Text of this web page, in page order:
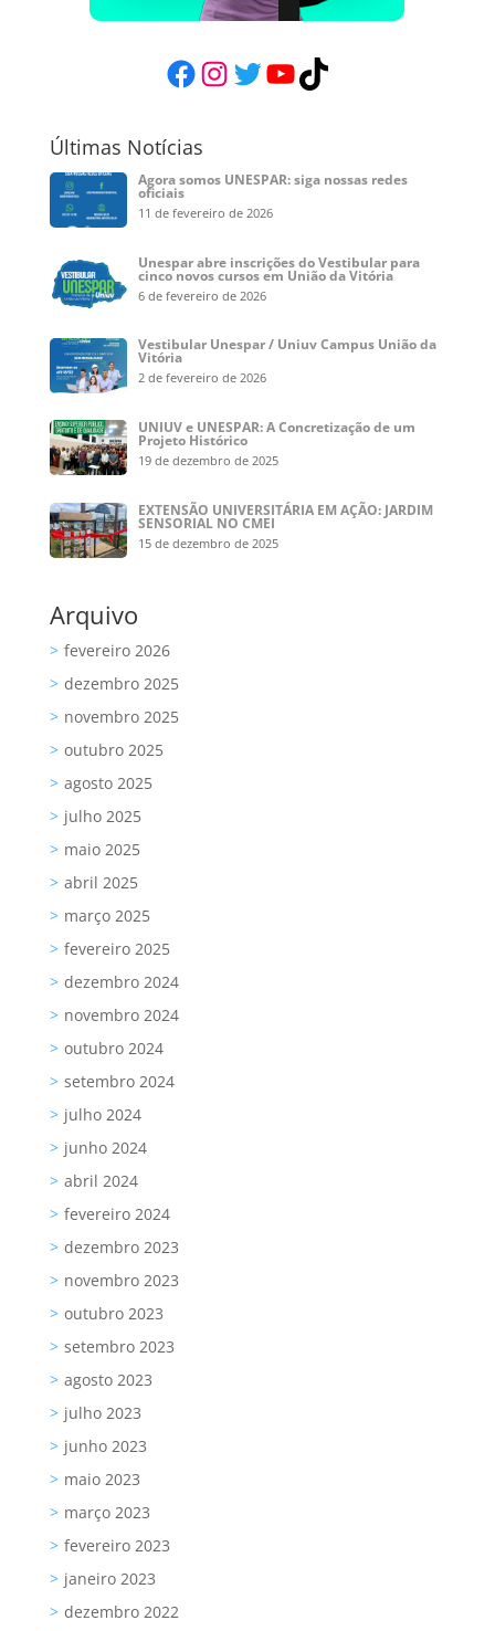
Facebook
Instagram
Twitter
YouTube
TikTok
Últimas Notícias
Agora somos UNESPAR: siga nossas redes
oficiais
11 de fevereiro de 2026
Unespar abre inscrições do Vestibular para
cinco novos cursos em União da Vitória
6 de fevereiro de 2026
Vestibular Unespar / Uniuv Campus União da
Vitória
2 de fevereiro de 2026
UNIUV e UNESPAR: A Concretização de um
Projeto Histórico
19 de dezembro de 2025
EXTENSÃO UNIVERSITÁRIA EM AÇÃO: JARDIM
SENSORIAL NO CMEI
15 de dezembro de 2025
Arquivo
fevereiro 2026
dezembro 2025
novembro 2025
outubro 2025
agosto 2025
julho 2025
maio 2025
abril 2025
março 2025
fevereiro 2025
dezembro 2024
novembro 2024
outubro 2024
setembro 2024
julho 2024
junho 2024
abril 2024
fevereiro 2024
dezembro 2023
novembro 2023
outubro 2023
setembro 2023
agosto 2023
julho 2023
junho 2023
maio 2023
março 2023
fevereiro 2023
janeiro 2023
dezembro 2022